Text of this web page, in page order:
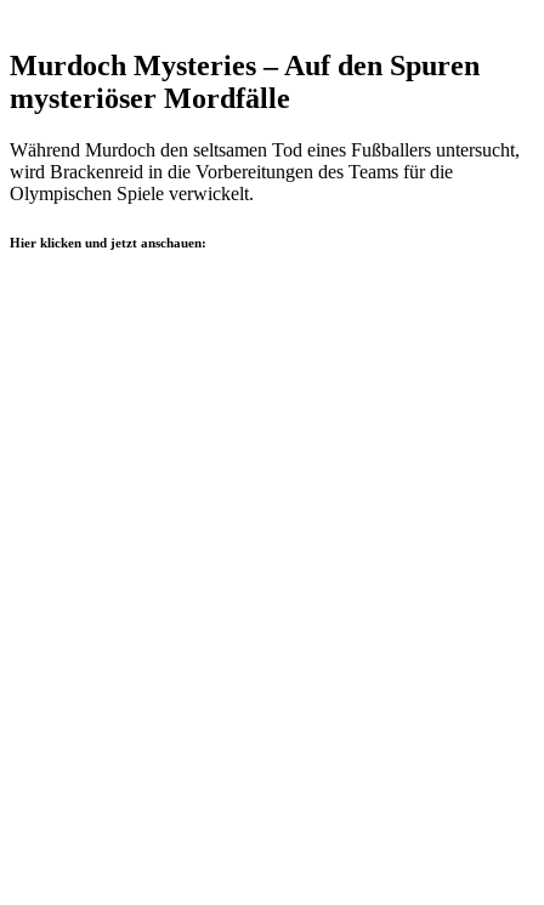
Murdoch Mysteries – Auf den Spuren
mysteriöser Mordfälle
Während Murdoch den seltsamen Tod eines Fußballers untersucht,
wird Brackenreid in die Vorbereitungen des Teams für die
Olympischen Spiele verwickelt.
Hier klicken und jetzt anschauen: